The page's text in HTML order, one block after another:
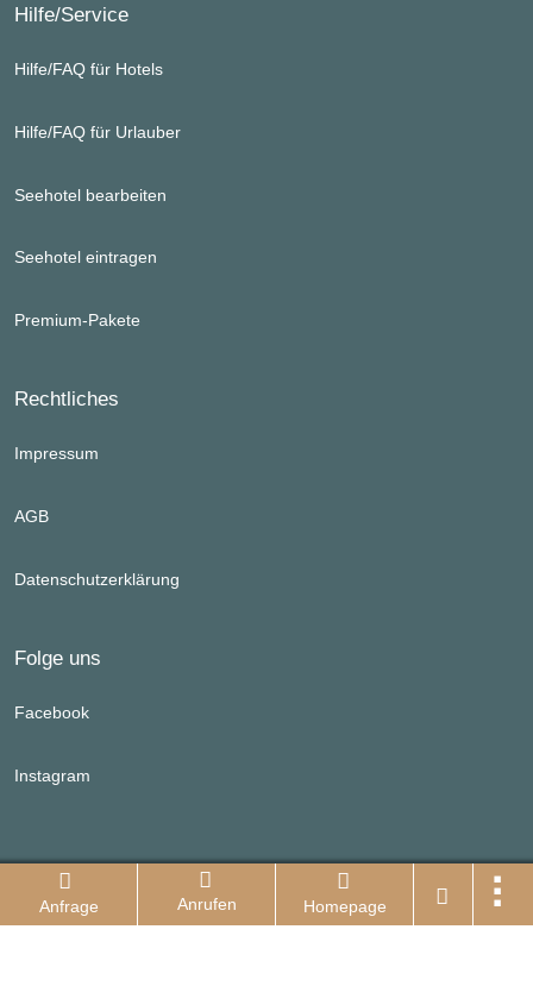
Anfrage Anrufen Homepage
Hilfe/Service
Hilfe/FAQ für Hotels
Hilfe/FAQ für Urlauber
Seehotel bearbeiten
Seehotel eintragen
Premium-Pakete
Rechtliches
Impressum
AGB
Datenschutzerklärung
Folge uns
Facebook
Instagram
Seehotel Login